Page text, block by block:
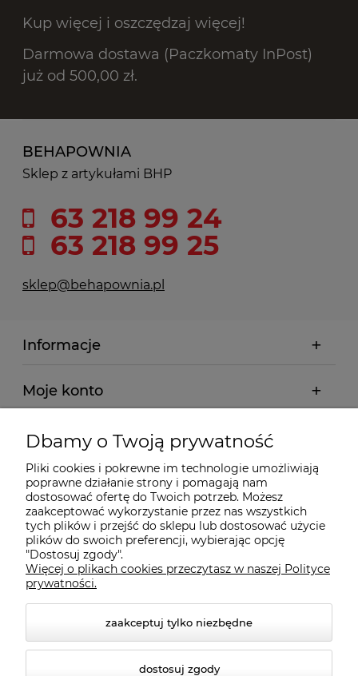
Kup więcej i oszczędzaj więcej!
Darmowa dostawa (Paczkomaty InPost)
już od 500,00 zł.
BEHAPOWNIA
Sklep z artykułami BHP
63 218 99 24
63 218 99 25
sklep@behapownia.pl
Informacje
Moje konto
Płatności i dostawa
Wybrane Kategorie
Wybrane Marki
Wiedza o BHP
Dbamy o Twoją prywatność
Pliki cookies i pokrewne im technologie umożliwiają
poprawne działanie strony i pomagają nam
dostosować ofertę do Twoich potrzeb. Możesz
zaakceptować wykorzystanie przez nas wszystkich
tych plików i przejść do sklepu lub dostosować użycie
plików do swoich preferencji, wybierając opcję
"Dostosuj zgody".
Więcej o plikach cookies przeczytasz w naszej Polityce
prywatności.
zaakceptuj tylko niezbędne
dostosuj zgody